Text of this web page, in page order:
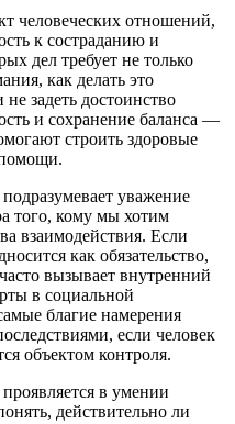
человеческих отношений,
к состраданию и
дел требует не только
как делать это
задеть достоинство
и сохранение баланса —
строить здоровые
уважение
того, кому мы хотим
взаимодействия. Если
как обязательство,
вызывает внутренний
в социальной
благие намерения
если человек
объектом контроля.
в умении
действительно ли